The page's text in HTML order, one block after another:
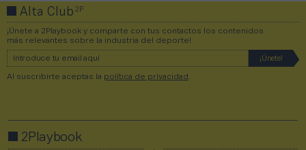
Alta Club2P
¡Únete a 2Playbook y comparte con tus contactos los contenidos
más relevantes sobre la industria del deporte!
Al suscribirte aceptas la política de privacidad
2Playbook